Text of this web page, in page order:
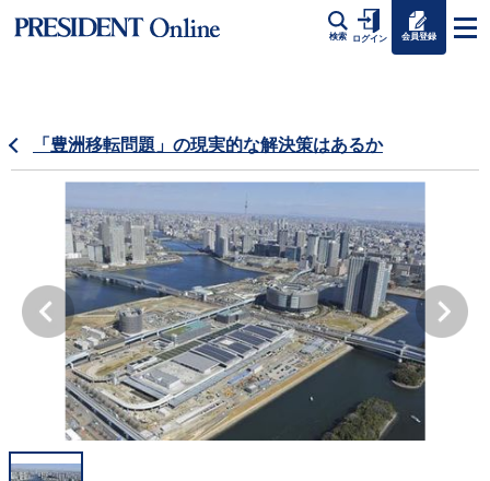
検索 ログイン 会員登録
「豊洲移転問題」の現実的な解決策はあるか